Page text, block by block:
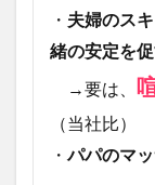
・ 夫婦のス
緒の安定を促
→要は、
（当社比）
・パパのマ